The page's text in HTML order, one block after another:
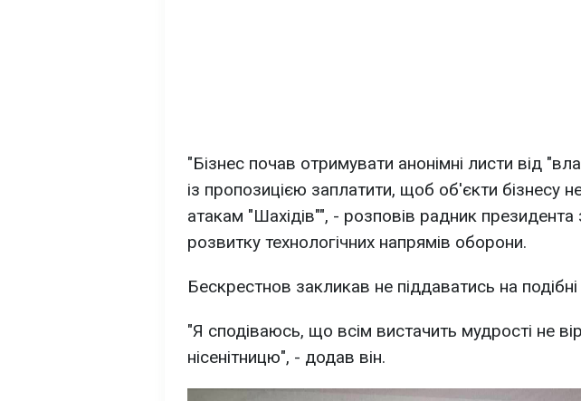
"Бізнес почав отримувати анонімні листи від
із пропозицією заплатити, щоб об'єкти бізнесу
атакам "Шахідів"", - розповів радник президента
розвитку технологічних напрямів оборони.
Бескрестнов закликав не піддаватись на подібні
"Я сподіваюсь, що всім вистачить мудрості не
нісенітницю", - додав він.